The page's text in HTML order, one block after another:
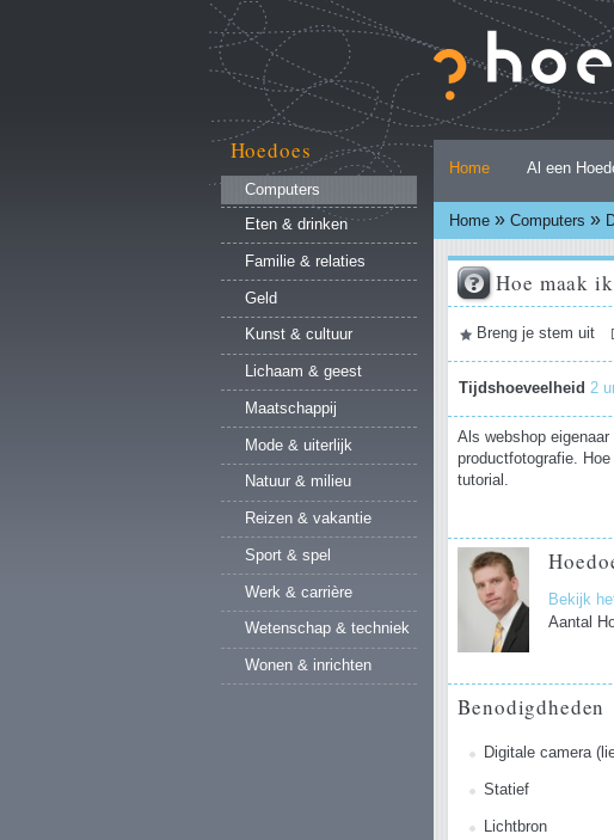
naar
inhoud.
Ga
naar
navigatie
Persoonlijke
hulpmiddelen
Home Al een
Home » Computers »
Hoedoes
Computers
Eten & drinken
Familie & relaties
Geld
Kunst & cultuur
Lichaam & geest
Maatschappij
Mode & uiterlijk
Natuur & milieu
Reizen & vakantie
Sport & spel
Werk & carrière
Wetenschap & techniek
Wonen & inrichten
Hoe maak
Document
Breng je stem uit
Tijdshoeveelheid 2
Als webshop
productfotografie.
tutorial.
Bekijk
Aantal
Benodigdheden
Digitale camera
Statief
Lichtbron